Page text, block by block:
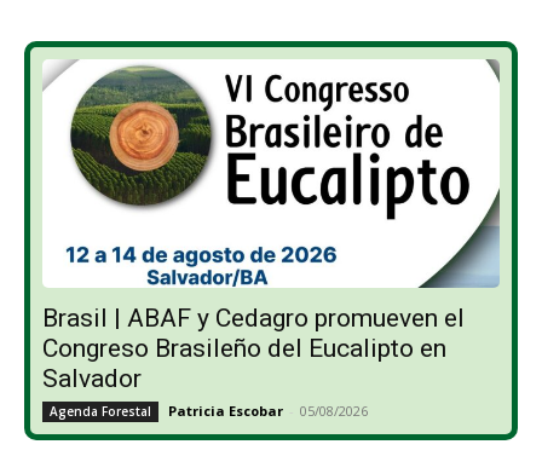
Brasil | ABAF y Cedagro promueven el
Congreso Brasileño del Eucalipto en
Salvador
Agenda Forestal Patricia Escobar - 05/08/2026